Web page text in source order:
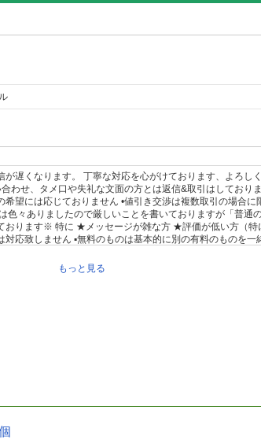
遅くなります。 丁寧な対応を心がけております、よろし
わせ、タメ口や失礼な文面の方とは返信&取引はしており
希望には応じておりません •値引き交渉は複数取引の場合に
色々ありましたので厳しいことを書いておりますが「普通
おります※ 特に ★メッセージが雑な方 ★評価が低い方（特
応致しません ▪️無料のものは基本的に別の有料のものを一
店の「入り口」です。駐車場ではありません。 ※郵送対応は
もっと見る